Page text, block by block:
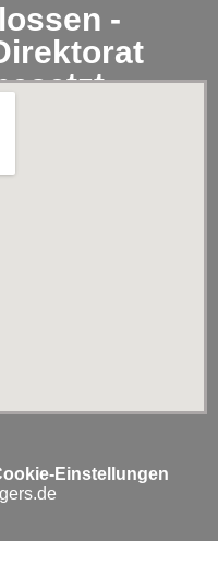
-
Einstellungen